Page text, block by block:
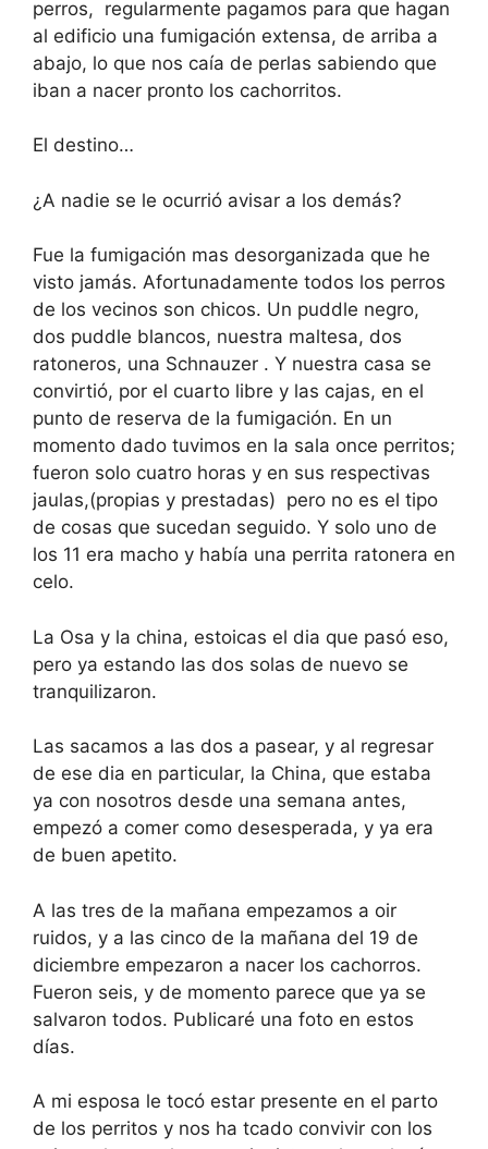
perros, regularmente pagamos para que hagan
al edificio una fumigación extensa, de arriba a
abajo, lo que nos caía de perlas sabiendo que
iban a nacer pronto los cachorritos.
El destino…
¿A nadie se le ocurrió avisar a los demás?
Fue la fumigación mas desorganizada que he
visto jamás. Afortunadamente todos los perros
de los vecinos son chicos. Un puddle negro,
dos puddle blancos, nuestra maltesa, dos
ratoneros, una Schnauzer . Y nuestra casa se
convirtió, por el cuarto libre y las cajas, en el
punto de reserva de la fumigación. En un
momento dado tuvimos en la sala once perritos;
fueron solo cuatro horas y en sus respectivas
jaulas,(propias y prestadas) pero no es el tipo
de cosas que sucedan seguido. Y solo uno de
los 11 era macho y había una perrita ratonera en
celo.
La Osa y la china, estoicas el dia que pasó eso,
pero ya estando las dos solas de nuevo se
tranquilizaron.
Las sacamos a las dos a pasear, y al regresar
de ese dia en particular, la China, que estaba
ya con nosotros desde una semana antes,
empezó a comer como desesperada, y ya era
de buen apetito.
A las tres de la mañana empezamos a oir
ruidos, y a las cinco de la mañana del 19 de
diciembre empezaron a nacer los cachorros.
Fueron seis, y de momento parece que ya se
salvaron todos. Publicaré una foto en estos
días.
A mi esposa le tocó estar presente en el parto
de los perritos y nos ha tcado convivir con los